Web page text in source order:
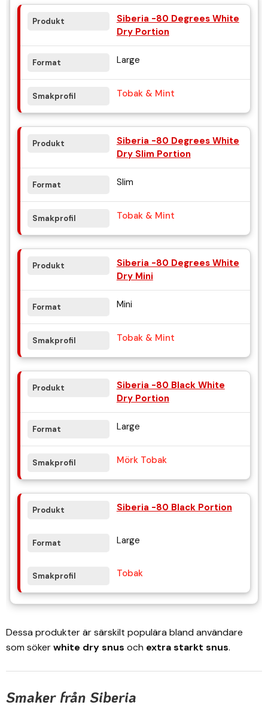
Siberia -80 Degrees White
Dry Portion
Large
Tobak & Mint
Siberia -80 Degrees White
Dry Slim Portion
Slim
Tobak & Mint
Siberia -80 Degrees White
Dry Mini
Mini
Tobak & Mint
Siberia -80 Black White
Dry Portion
Large
Mörk Tobak
Siberia -80 Black Portion
Large
Tobak
Dessa produkter är särskilt populära bland användare
som sökerwhite dry snus och extra starkt snus.
Smaker från Siberia